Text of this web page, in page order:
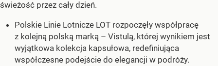
świeżość przez cały dzień.
Polskie Linie Lotnicze LOT rozpoczęły współpracę
z kolejną polską marką – Vistulą, której wynikiem jest
wyjątkowa kolekcja kapsułowa, redefiniująca
współczesne podejście do elegancji w podróży.